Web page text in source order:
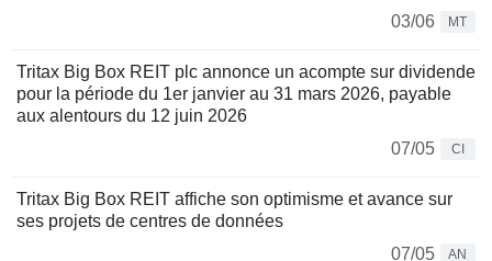
03/06
MT
Tritax Big Box REIT plc annonce un acompte sur dividende
pour la période du 1er janvier au 31 mars 2026, payable
aux alentours du 12 juin 2026
07/05
CI
Tritax Big Box REIT affiche son optimisme et avance sur
ses projets de centres de données
07/05
AN